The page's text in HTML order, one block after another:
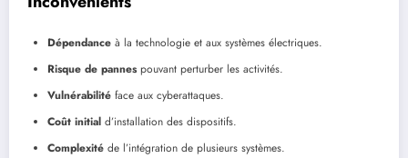
Dépendance à la technologie et aux systèmes électriques.
Risque de pannespouvant perturber les activités.
Vulnérabilité face aux cyberattaques.
Coût initial d’installation des dispositifs.
Complexité de l’intégration de plusieurs systèmes.